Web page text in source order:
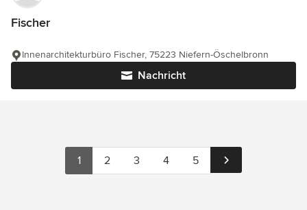
Fischer
Nachricht
Innenarchitekturbüro Fischer, 75223 Niefern-Öschelbronn
1 2 3 4 5